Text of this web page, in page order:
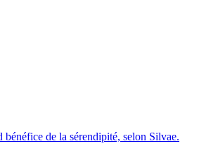
de la sérendipité, selon Silvae.